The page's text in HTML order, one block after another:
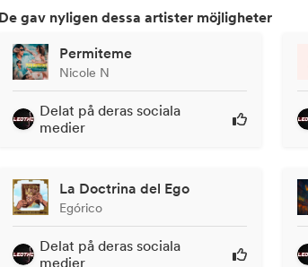
De gav nyligen dessa artister möjligheter
Permiteme
Nicole N
Delat på deras sociala
medier
La Doctrina del Ego
Egórico
Delat på deras sociala
medier